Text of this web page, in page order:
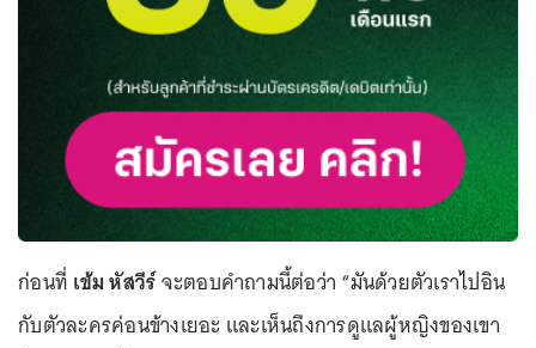
ก่อนที่ เข้ม หัสวีร์จะตอบคำถามนี้ต่อว่า “มันด้วยตัวเราไปอิน
กับตัวละครค่อนข้างเยอะ และเห็นถึงการดูแลผู้หญิงของเขา